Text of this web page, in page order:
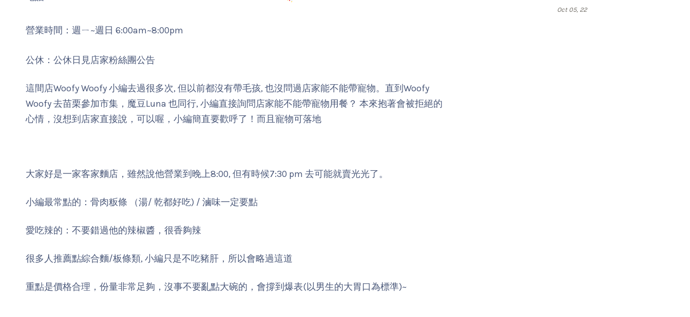
營業時間：週ㄧ~週日 6:00am~8:00pm
公休：公休日見店家粉絲團公告
這間店Woofy Woofy 小編去過很多次, 但以前都沒有帶毛孩, 也沒問過店家能不能帶寵物。直到Woofy
Woofy 去苗栗參加市集，魔豆Luna 也同行, 小編直接詢問店家能不能帶寵物用餐？ 本來抱著會被拒絕的
心情，沒想到店家直接說，可以喔，小編簡直要歡呼了！而且寵物可落地
大家好是一家客家麵店，雖然說他營業到晚上8:00, 但有時候7:30 pm 去可能就賣光光了。
小編最常點的：骨肉粄條 （湯/ 乾都好吃) / 滷味一定要點
愛吃辣的：不要錯過他的辣椒醬，很香夠辣
很多人推薦點綜合麵/板條類, 小編只是不吃豬肝，所以會略過這道
重點是價格合理，份量非常足夠，沒事不要亂點大碗的，會撐到爆表(以男生的大胃口為標準)~
Oct 05, 22